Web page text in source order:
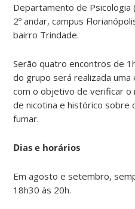
Departamento de Psicologia
2º andar, campus
bairro Trindade.
Serão quatro encontros de
do grupo será realizada uma
com o objetivo de verificar o
de nicotina e histórico sobre
fumar.
Dias e horários
Em agosto e setembro,
18h30 às 20h.